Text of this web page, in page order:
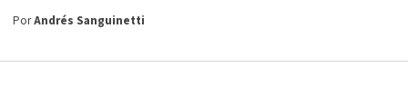
PorAndrés Sanguinetti